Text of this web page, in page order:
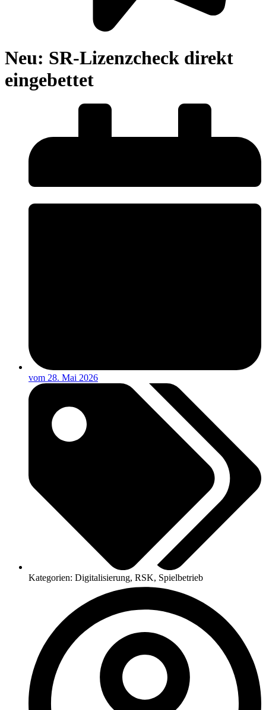
Neu: SR-Lizenzcheck direkt
eingebettet
vom 28. Mai 2026
Kategorien: Digitalisierung, RSK, Spielbetrieb